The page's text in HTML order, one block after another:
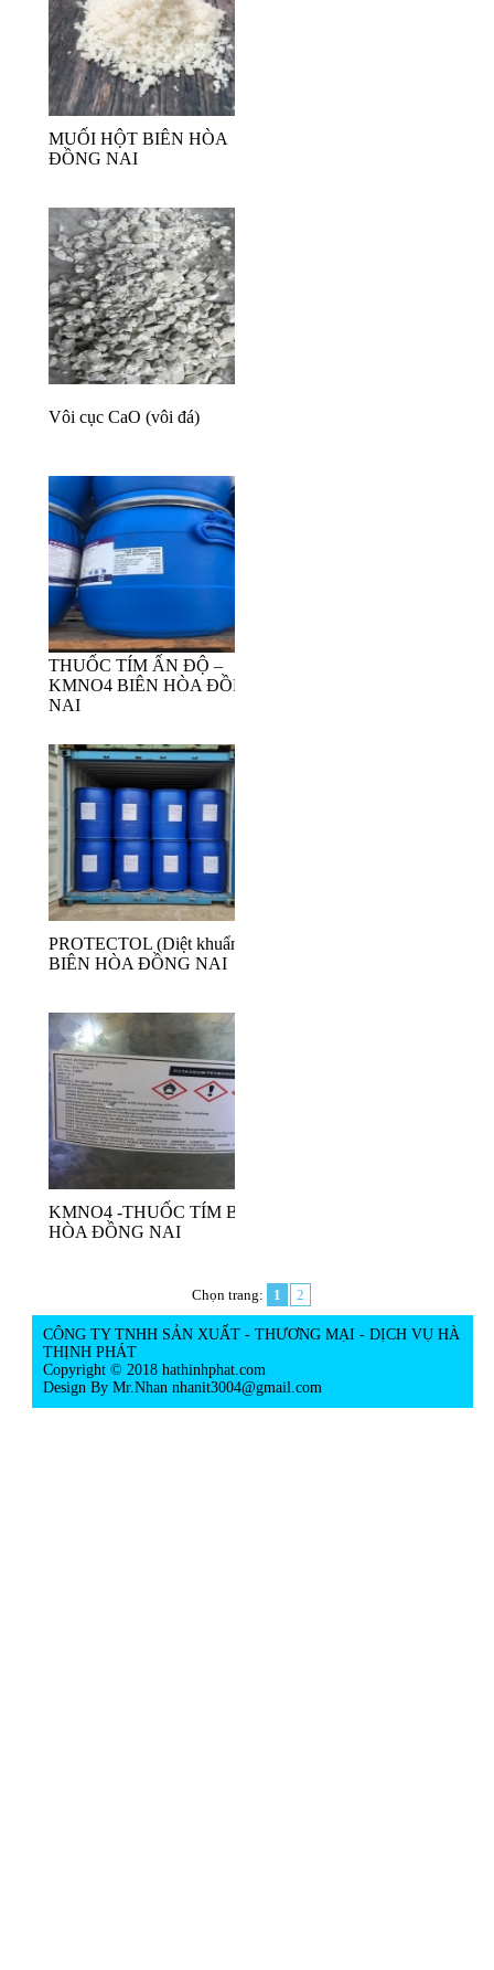
MUỐI HỘT BIÊN HÒA
ĐỒNG NAI
Vôi cục CaO (vôi đá)
THUỐC TÍM ẤN ĐỘ –
KMNO4 BIÊN HÒA ĐỒNG
NAI
PROTECTOL (Diệt khuẩn)
BIÊN HÒA ĐỒNG NAI
KMNO4 -THUỐC TÍM BIÊN
HÒA ĐỒNG NAI
Chọn trang: 1 2
CÔNG TY TNHH SẢN XUẤT - THƯƠNG MẠI - DỊCH VỤ HÀ
THỊNH PHÁT
Copyright © 2018 hathinhphat.com
Design By Mr.Nhan nhanit3004@gmail.com